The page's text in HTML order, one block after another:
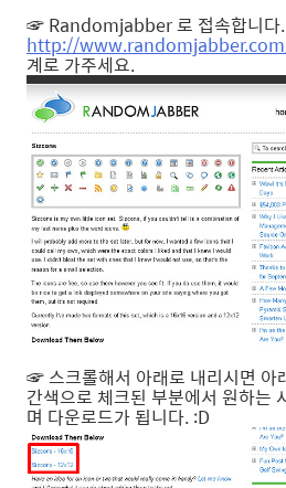
☞ Randomjabber 로 접속합니다.
http://
계로 가주세요.
☞ 스크롤해서 아래로 내리시면 아
간색으로 체크된 부분에서 원하는
며 다운로드가 됩니다. :D